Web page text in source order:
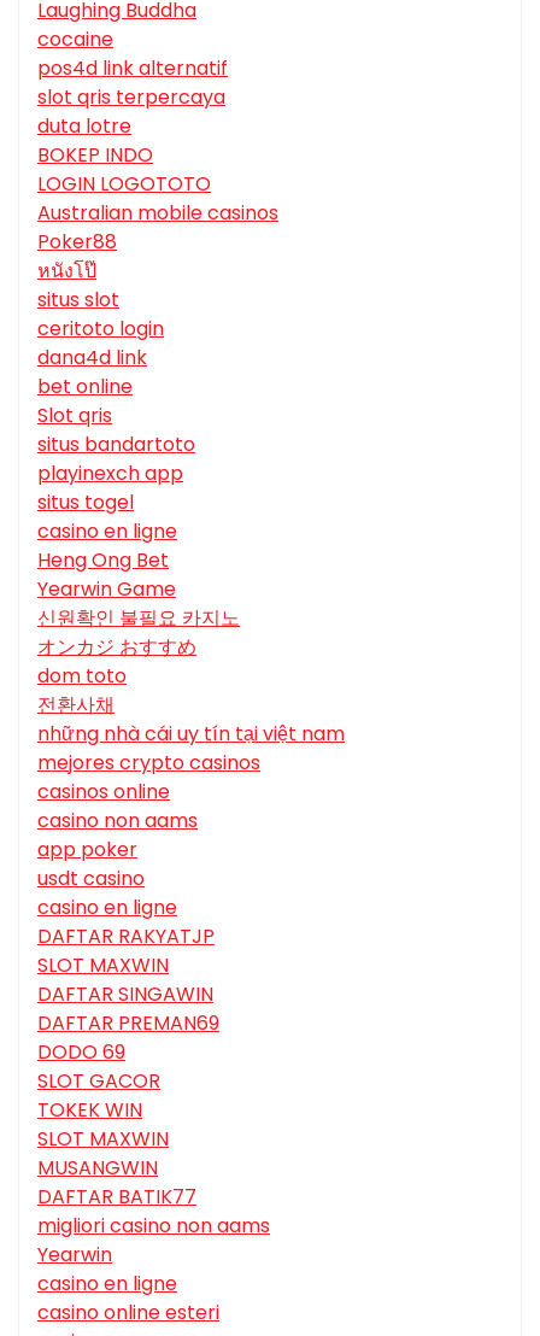
Laughing Buddha
cocaine
pos4d link alternatif
slot qris terpercaya
duta lotre
BOKEP INDO
LOGIN LOGOTOTO
Australian mobile casinos
Poker88
หนังโป๊
situs slot
ceritoto login
dana4d link
bet online
Slot qris
situs bandartoto
playinexch app
situs togel
casino en ligne
Heng Ong Bet
Yearwin Game
신원확인 불필요 카지노
オンカジ おすすめ
dom toto
전환사채
những nhà cái uy tín tại việt nam
mejores crypto casinos
casinos online
casino non aams
app poker
usdt casino
casino en ligne
DAFTAR RAKYATJP
SLOT MAXWIN
DAFTAR SINGAWIN
DAFTAR PREMAN69
DODO 69
SLOT GACOR
TOKEK WIN
SLOT MAXWIN
MUSANGWIN
DAFTAR BATIK77
migliori casino non aams
Yearwin
casino en ligne
casino online esteri